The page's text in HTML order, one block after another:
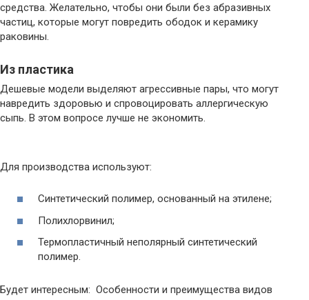
средства. Желательно, чтобы они были без абразивных
частиц, которые могут повредить ободок и керамику
раковины.
Из пластика
Дешевые модели выделяют агрессивные пары, что могут
навредить здоровью и спровоцировать аллергическую
сыпь. В этом вопросе лучше не экономить.
Для производства используют:
Синтетический полимер, основанный на этилене;
Полихлорвинил;
Термопластичный неполярный синтетический
полимер.
Будет интересным: Особенности и преимущества видов